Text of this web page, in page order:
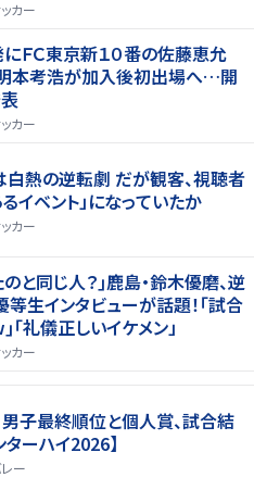
カー
ＦＣ東京新１０番の佐藤恵允
本考浩が加入後初出場へ…開
カー
白熱の逆転劇 だが観客、視聴者
イベント」になっていたか
カー
と同じ人？｣鹿島・鈴木優磨、逆
等生インタビューが話題！｢試合
｢礼儀正しいイケメン」
カー
子最終順位と個人賞、試合結
ーハイ2026】
ー